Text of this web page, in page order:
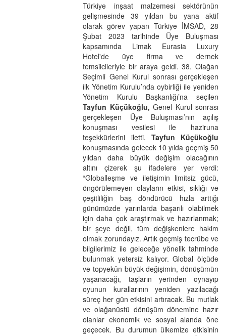
Türkiye inşaat malzemesi sektörünün
gelişmesinde 39 yıldan bu yana aktif
olarak görev yapan Türkiye İMSAD, 28
Şubat 2023 tarihinde Üye Buluşması
kapsamında Limak Eurasia Luxury
Hotel'de üye firma ve dernek
temsilcileriyle bir araya geldi. 38. Olağan
Seçimli Genel Kurul sonrası gerçekleşen
ilk Yönetim Kurulu’nda oybirliği ile yeniden
Yönetim Kurulu Başkanlığı’na seçilen
Tayfun Küçükoğlu,Genel Kurul sonrası
gerçekleşen Üye Buluşması’nın açılış
konuşması vesilesi ile haziruna
teşekkürlerini iletti. Tayfun Küçükoğlu
konuşmasında gelecek 10 yılda geçmiş 50
yıldan daha büyük değişim olacağının
altını çizerek şu ifadelere yer verdi:
“Globalleşme ve iletişimin limitsiz gücü,
öngörülemeyen olayların etkisi, sıklığı ve
çeşitliliğin baş döndürücü hızla arttığı
günümüzde yarınlarda başarılı olabilmek
için daha çok araştırmak ve hazırlanmak;
bir şeye değil, tüm değişkenlere hakim
olmak zorundayız. Artık geçmiş tecrübe ve
bilgilerimiz ile geleceğe yönelik tahminde
bulunmak yetersiz kalıyor. Global ölçüde
ve topyekûn büyük değişimin, dönüşümün
yaşanacağı, taşların yerinden oynayıp
oyunun kurallarının yeniden yazılacağı
süreç her gün etkisini artıracak. Bu mutlak
ve olağanüstü dönüşüm dönemine hazır
olanlar ekonomik ve sosyal alanda öne
geçecek. Bu durumun ülkemize etkisinin